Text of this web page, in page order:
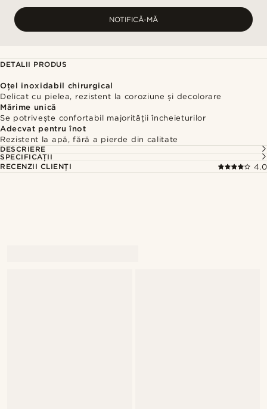
NOTIFICĂ-MĂ
DETALII PRODUS
Oțel inoxidabil chirurgical
Delicat cu pielea, rezistent la coroziune și decolorare
Mărime unică
Se potrivește confortabil majorității încheieturilor
Adecvat pentru înot
Rezistent la apă, fără a pierde din calitate
DESCRIERE
SPECIFICAȚII
RECENZII CLIENȚI
4.0